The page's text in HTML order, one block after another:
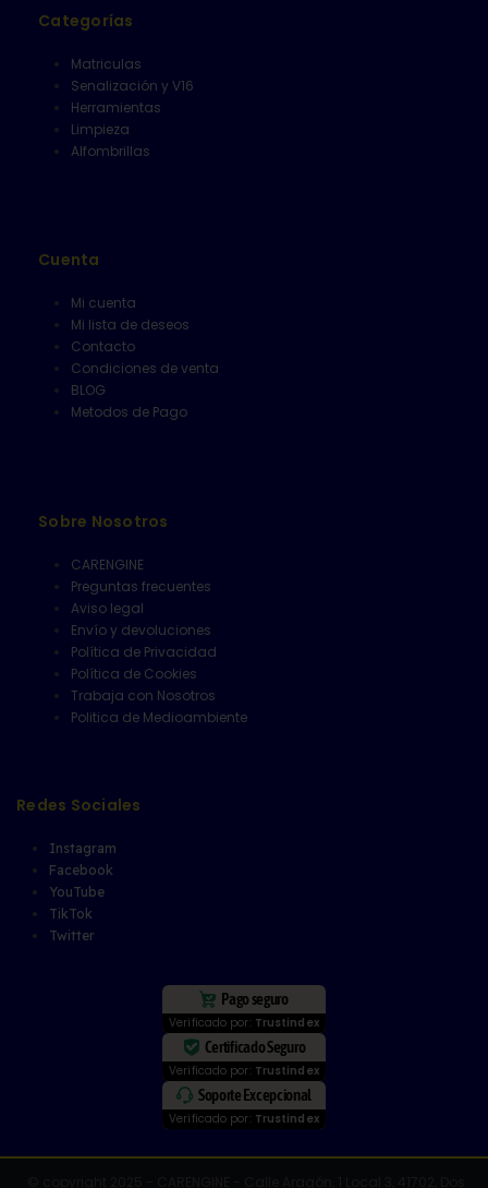
Senalización y V16
Herramientas
Limpieza
Alfombrillas
Mi lista de deseos
Contacto
Condiciones de venta
BLOG
Metodos de Pago
Preguntas frecuentes
Aviso legal
Envío y devoluciones
Política de Privacidad
Política de Cookies
Trabaja con Nosotros
Politica de Medioambiente
Facebook
YouTube
TikTok
Twitter
Verificado por:Trustindex
Certificado Seguro
Verificado por:Trustindex
Soporte Excepcional
Verificado por:Trustindex
© copyright 2025 - CARENGINE - Calle Aragón, 1 Local 3, 41702, Dos